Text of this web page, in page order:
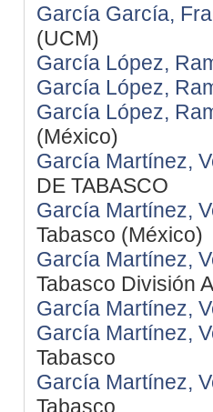
García García,
(UCM)
García López,
García López,
García López,
(México)
García Martínez,
DE TABASCO
García Martínez,
Tabasco (México)
García Martínez,
Tabasco División
García Martínez,
García Martínez,
Tabasco
García Martínez,
Tabasco